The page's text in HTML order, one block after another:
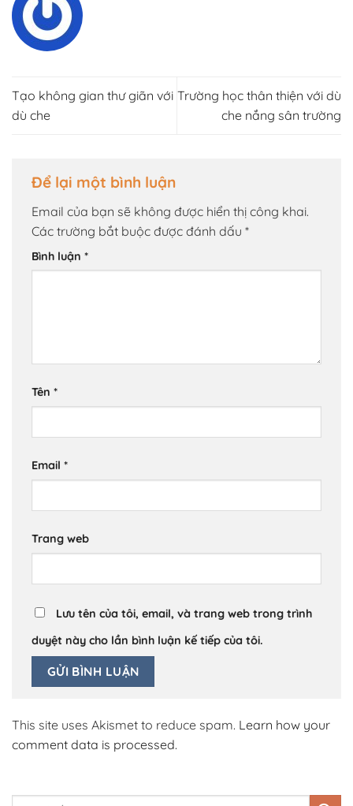
Tạo không gian thư giãn với
dù che
Trường học thân thiện với dù
che nắng sân trường
Để lại một bình luận
Email của bạn sẽ không được hiển thị công khai.
Các trường bắt buộc được đánh dấu *
Bình luận *
Tên *
Email *
Trang web
Lưu tên của tôi, email, và trang web trong trình
duyệt này cho lần bình luận kế tiếp của tôi.
This site uses Akismet to reduce spam. Learn how your
comment data is processed.